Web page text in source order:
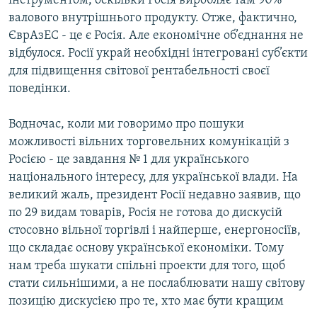
валового внутрішнього продукту. Отже, фактично,
ЄврАзЕС - це є Росія. Але економічне об’єднання не
відбулося. Росії украй необхідні інтегровані суб’єкти
для підвищення світової рентабельності своєї
поведінки.
Водночас, коли ми говоримо про пошуки
можливості вільних торговельних комунікацій з
Росією - це завдання № 1 для українського
національного інтересу, для української влади. На
великий жаль, президент Росії недавно заявив, що
по 29 видам товарів, Росія не готова до дискусій
стосовно вільної торгівлі і найперше, енергоносіїв,
що складає основу української економіки. Тому
нам треба шукати спільні проекти для того, щоб
стати сильнішими, а не послаблювати нашу світову
позицію дискусією про те, хто має бути кращим